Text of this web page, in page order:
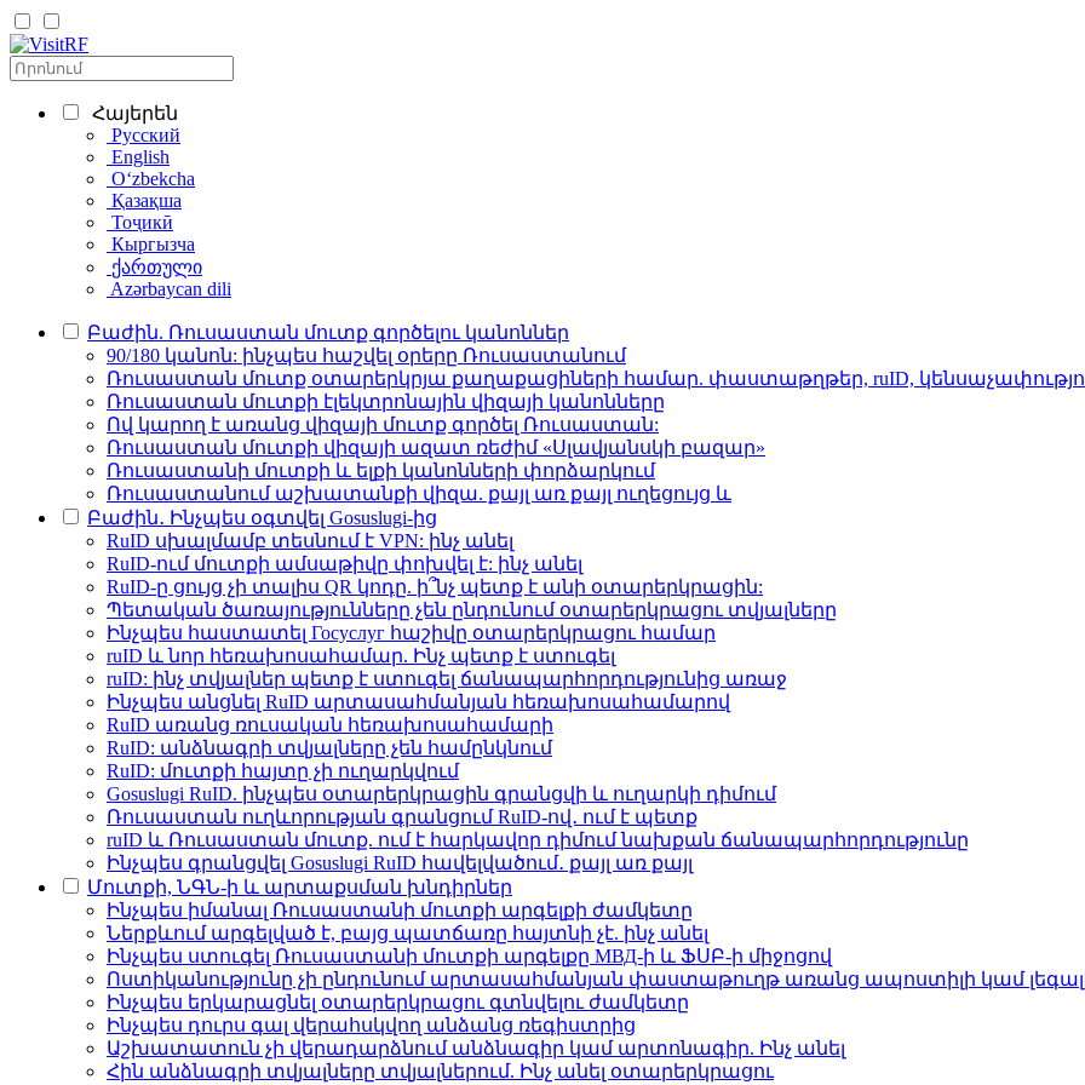
Հայերեն
Русский
English
Oʻzbekcha
Қазақша
Тоҷикӣ
Кыргызча
ქართული
Azərbaycan dili
Բաժին. Ռուսաստան մուտք գործելու կանոններ
90/180 կանոն: ինչպես հաշվել օրերը Ռուսաստանում
Ռուսաստան մուտք օտարերկրյա քաղաքացիների համար. փաստաթղթեր, ruID,
Ռուսաստան մուտքի էլեկտրոնային վիզայի կանոնները
Ով կարող է առանց վիզայի մուտք գործել Ռուսաստան:
Ռուսաստան մուտքի վիզայի ազատ ռեժիմ «Սլավյանսկի բազար»
Ռուսաստանի մուտքի և ելքի կանոնների փորձարկում
Ռուսաստանում աշխատանքի վիզա. քայլ առ քայլ ուղեցույց և
Բաժին․ Ինչպես օգտվել Gosuslugi-ից
RuID սխալմամբ տեսնում է VPN: ինչ անել
RuID-ում մուտքի ամսաթիվը փոխվել է: ինչ անել
RuID-ը ցույց չի տալիս QR կոդը. ի՞նչ պետք է անի օտարերկրացին:
Պետական ծառայությունները չեն ընդունում օտարերկրացու տվյալները
Ինչպես հաստատել Госуслуг հաշիվը օտարերկրացու համար
ruID և նոր հեռախոսահամար. Ինչ պետք է ստուգել
ruID: ինչ տվյալներ պետք է ստուգել ճանապարհորդությունից առաջ
Ինչպես անցնել RuID արտասահմանյան հեռախոսահամարով
RuID առանց ռուսական հեռախոսահամարի
RuID: անձնագրի տվյալները չեն համընկնում
RuID: մուտքի հայտը չի ուղարկվում
Gosuslugi RuID. ինչպես օտարերկրացին գրանցվի և ուղարկի դիմում
Ռուսաստան ուղևորության գրանցում RuID-ով․ ում է պետք
ruID և Ռուսաստան մուտք. ում է հարկավոր դիմում նախքան ճանապարհորդությունը
Ինչպես գրանցվել Gosuslugi RuID հավելվածում․ քայլ առ քայլ
Մուտքի, ՆԳՆ-ի և արտաքսման խնդիրներ
Ինչպես իմանալ Ռուսաստանի մուտքի արգելքի ժամկետը
Ներքևում արգելված է, բայց պատճառը հայտնի չէ. ինչ անել
Ինչպես ստուգել Ռուսաստանի մուտքի արգելքը МВД-ի և ՖՍԲ-ի միջոցով
Ոստիկանությունը չի ընդունում արտասահմանյան փաստաթուղթ առանց ապոստիլի կամ
Ինչպես երկարացնել օտարերկրացու գտնվելու ժամկետը
Ինչպես դուրս գալ վերահսկվող անձանց ռեգիստրից
Աշխատատուն չի վերադարձնում անձնագիր կամ արտոնագիր. Ինչ անել
Հին անձնագրի տվյալները տվյալներում. Ինչ անել օտարերկրացու